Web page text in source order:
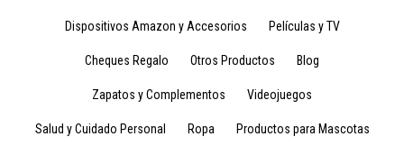
Dispositivos Amazon y Accesorios Películas y TV
Cheques Regalo Otros Productos Blog
Zapatos y Complementos Videojuegos
Salud y Cuidado Personal Ropa Productos para Mascotas